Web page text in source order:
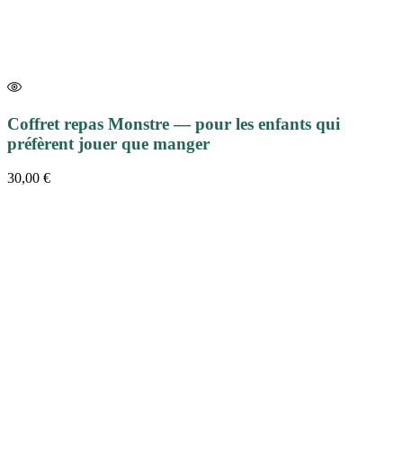
Coffret repas Monstre — pour les enfants qui
préfèrent jouer que manger
30,00 €